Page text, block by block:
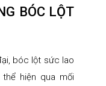
BÓC LỘT
bóc lột sức lao
hiện qua mối